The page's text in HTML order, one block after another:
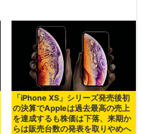
「iPhone XS」シリーズ発売後初
の決算でAppleは過去最高の売上
を達成するも株価は下落、来期か
らは販売台数の発表を取りやめへ